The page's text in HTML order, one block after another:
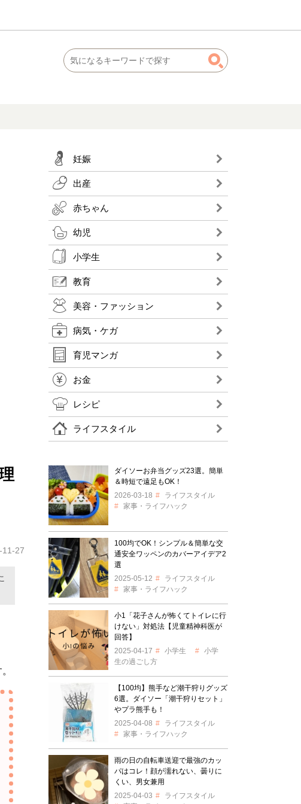
11-27
妊娠
出産
赤ちゃん
幼児
小学生
教育
美容・ファッション
病気・ケガ
育児マンガ
お金
レシピ
ライフスタイル
ダイソーお弁当グッズ23選。簡単
＆時短で遠足もOK！
2026-03-18
ライフスタイル
家事・ライフハック
100均でOK！シンプル＆簡単な交
通安全ワッペンのカバーアイデア2
選
2025-05-12
ライフスタイル
家事・ライフハック
小1「花子さんが怖くてトイレに行
けない」対処法【児童精神科医が
回答】
2025-04-17
小学生
小学
生の過ごし方
【100均】熊手など潮干狩りグッズ
6選。ダイソー「潮干狩りセット」
やプラ熊手も！
2025-04-08
ライフスタイル
家事・ライフハック
雨の日の自転車送迎で最強のカッ
パはコレ！顔が濡れない、曇りに
くい、男女兼用
2025-04-03
ライフスタイル